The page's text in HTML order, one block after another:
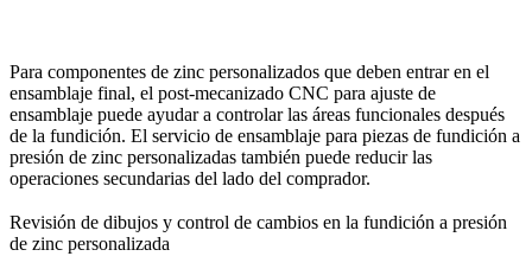
Para componentes de zinc personalizados que deben entrar en el
ensamblaje final, el post-mecanizado CNC para ajuste de
ensamblaje puede ayudar a controlar las áreas funcionales después
de la fundición. El servicio de ensamblaje para piezas de fundición a
presión de zinc personalizadas también puede reducir las
operaciones secundarias del lado del comprador.
Revisión de dibujos y control de cambios en la fundición a presión
de zinc personalizada